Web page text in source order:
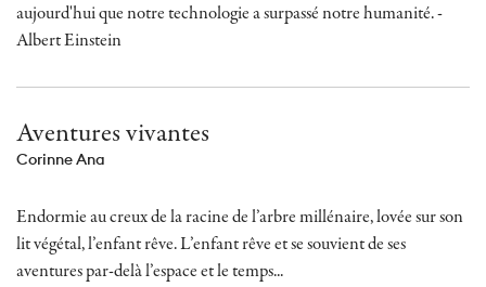
aujourd'hui que notre technologie a surpassé notre humanité. -
Albert Einstein
Aventures vivantes
Corinne Ana
Endormie au creux de la racine de l’arbre millénaire, lovée sur son
lit végétal, l’enfant rêve. L’enfant rêve et se souvient de ses
aventures par-delà l’espace et le temps...